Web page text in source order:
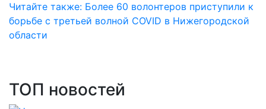
Читайте также: Более 60 волонтеров приступили к
борьбе с третьей волной COVID в Нижегородской
области
ТОП новостей